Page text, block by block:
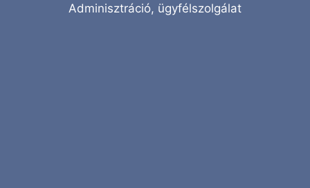
Adminisztráció, ügyfélszolgálat